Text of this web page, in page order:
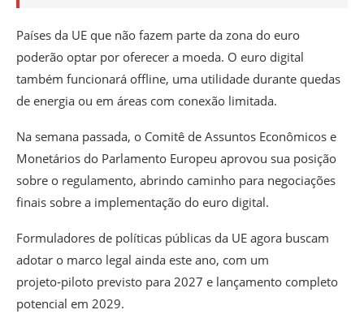
Países da UE que não fazem parte da zona do euro
poderão optar por oferecer a moeda. O euro digital
também funcionará offline, uma utilidade durante quedas
de energia ou em áreas com conexão limitada.
Na semana passada, o Comitê de Assuntos Econômicos e
Monetários do Parlamento Europeu aprovou sua posição
sobre o regulamento, abrindo caminho para negociações
finais sobre a implementação do euro digital.
Formuladores de políticas públicas da UE agora buscam
adotar o marco legal ainda este ano, com um
projeto‑piloto previsto para 2027 e lançamento completo
potencial em 2029.